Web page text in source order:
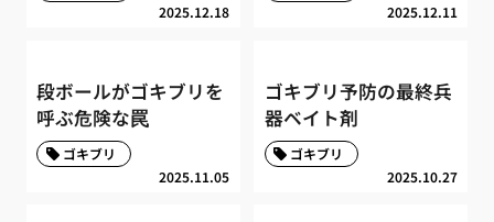
2025.12.18 2025.12.11
段ボールがゴキブリを
呼ぶ危険な罠
2025.11.05
ゴキブリ
ゴキブリ予防の最終兵
器ベイト剤
2025.10.27
ゴキブリ